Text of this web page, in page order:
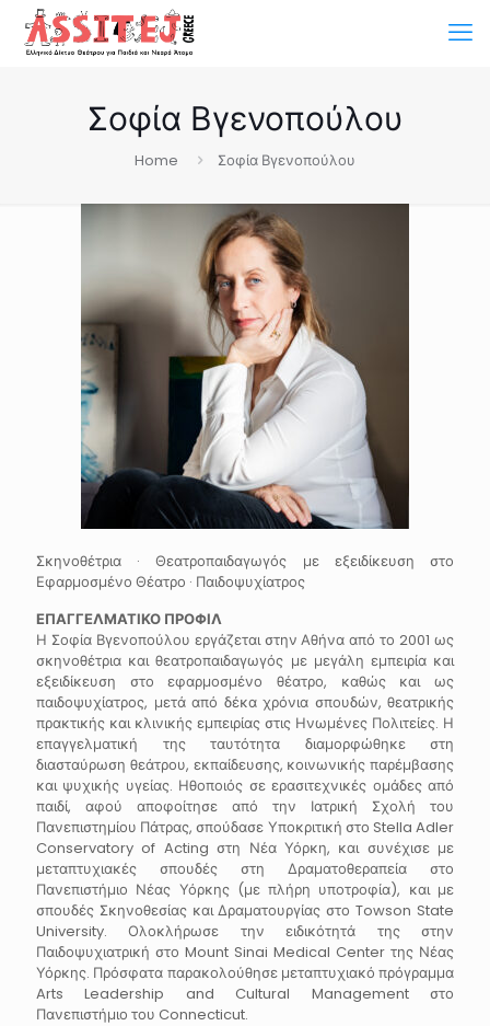
Σοφία Βγενοπούλου
Home Σοφία Βγενοπούλου
Σκηνοθέτρια · Θεατροπαιδαγωγός με εξειδίκευση στο
Εφαρμοσμένο Θέατρο · Παιδοψυχίατρος
ΕΠΑΓΓΕΛΜΑΤΙΚΟ ΠΡΟΦΙΛ
Η Σοφία Βγενοπούλου εργάζεται στην Αθήνα από το 2001 ως
σκηνοθέτρια και θεατροπαιδαγωγός με μεγάλη εμπειρία και
εξειδίκευση στο εφαρμοσμένο θέατρο, καθώς και ως
παιδοψυχίατρος, μετά από δέκα χρόνια σπουδών, θεατρικής
πρακτικής και κλινικής εμπειρίας στις Ηνωμένες Πολιτείες. Η
επαγγελματική της ταυτότητα διαμορφώθηκε στη
διασταύρωση θεάτρου, εκπαίδευσης, κοινωνικής παρέμβασης
και ψυχικής υγείας. Ηθοποιός σε ερασιτεχνικές ομάδες από
παιδί, αφού αποφοίτησε από την Ιατρική Σχολή του
Πανεπιστημίου Πάτρας, σπούδασε Υποκριτική στο Stella Adler
Conservatory of Acting στη Νέα Υόρκη, και συνέχισε με
μεταπτυχιακές σπουδές στη Δραματοθεραπεία στο
Πανεπιστήμιο Νέας Υόρκης (με πλήρη υποτροφία), και με
σπουδές Σκηνοθεσίας και Δραματουργίας στο Towson State
University. Ολοκλήρωσε την ειδικότητά της στην
Παιδοψυχιατρική στο Mount Sinai Medical Center της Νέας
Υόρκης. Πρόσφατα παρακολούθησε μεταπτυχιακό πρόγραμμα
Arts Leadership and Cultural Management στο
Πανεπιστήμιο του Connecticut.